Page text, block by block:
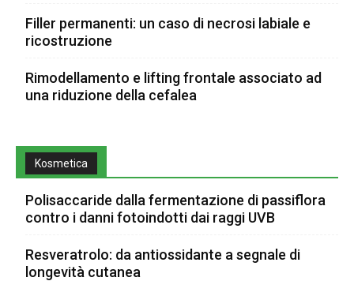
Filler permanenti: un caso di necrosi labiale e
ricostruzione
Rimodellamento e lifting frontale associato ad
una riduzione della cefalea
Kosmetica
Polisaccaride dalla fermentazione di passiflora
contro i danni fotoindotti dai raggi UVB
Resveratrolo: da antiossidante a segnale di
longevità cutanea